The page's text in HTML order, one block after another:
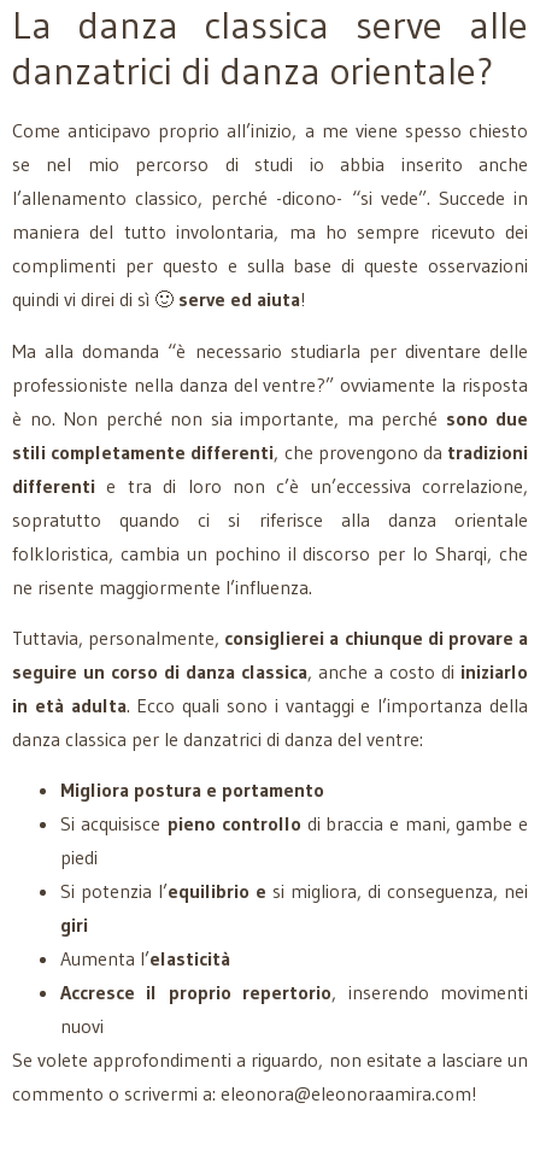
La danza classica serve alle
danzatrici di danza orientale?
Come anticipavo proprio all’inizio, a me viene spesso chiesto
se nel mio percorso di studi io abbia inserito anche
l’allenamento classico, perché -dicono- “si vede”. Succede in
maniera del tutto involontaria, ma ho sempre ricevuto dei
complimenti per questo e sulla base di queste osservazioni
quindi vi direi di sì 🙂 serve ed aiuta!
Ma alla domanda “è necessario studiarla per diventare delle
professioniste nella danza del ventre?” ovviamente la risposta
è no. Non perché non sia importante, ma perché sono due
stili completamente differenti, che provengono da tradizioni
differenti e tra di loro non c’è un’eccessiva correlazione,
sopratutto quando ci si riferisce alla danza orientale
folkloristica, cambia un pochino il discorso per lo Sharqi, che
ne risente maggiormente l’influenza.
Tuttavia, personalmente, consiglierei a chiunque di provare a
seguire un corso di danza classica, anche a costo di iniziarlo
in età adulta. Ecco quali sono i vantaggi e l’importanza della
danza classica per le danzatrici di danza del ventre:
Migliora postura e portamento
Si acquisisce pieno controllo di braccia e mani, gambe e
piedi
Si potenzia l’equilibrio e si migliora, di conseguenza, nei
giri
Aumenta l’elasticità
Accresce il proprio repertorio, inserendo movimenti
nuovi
Se volete approfondimenti a riguardo, non esitate a lasciare un
commento o scrivermi a: eleonora@eleonoraamira.com!